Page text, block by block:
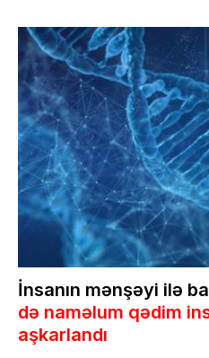
İnsanın mənşəyi ilə
də naməlum qədim
aşkarlandı